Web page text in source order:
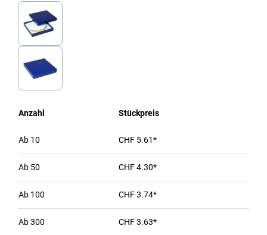
Anzahl Stückpreis
Ab 10 CHF 5.61*
Ab 50 CHF 4.30*
Ab 100 CHF 3.74*
Ab300 CHF 3.63*